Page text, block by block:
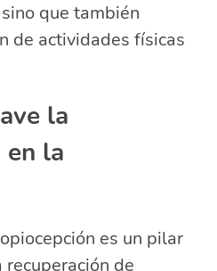
que también
de actividades físicas
la
en la
es un pilar
de